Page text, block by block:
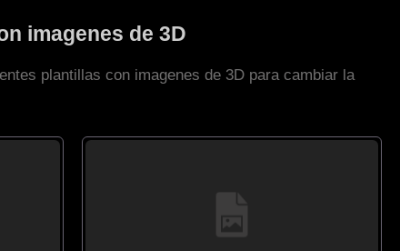
imagenes de 3D
plantillas con imagenes de 3D para cambiar la